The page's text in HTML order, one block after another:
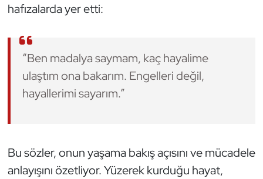
hafızalarda yer etti:
“Ben madalya saymam, kaç hayalime
ulaştım ona bakarım. Engelleri değil,
hayallerimi sayarım.”
Bu sözler, onun yaşama bakış açısını ve mücadele
anlayışını özetliyor. Yüzerek kurduğu hayat,
Muay Thai
Optimist
Paralimpik